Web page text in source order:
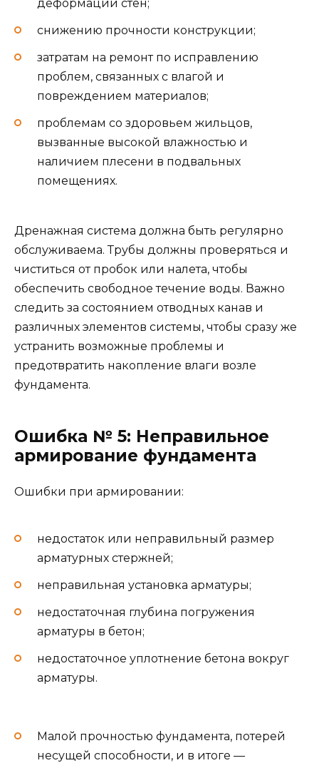
деформации стен;
снижению прочности конструкции;
затратам на ремонт по исправлению
проблем, связанных с влагой и
повреждением материалов;
проблемам со здоровьем жильцов,
вызванные высокой влажностью и
наличием плесени в подвальных
помещениях.
Дренажная система должна быть регулярно
обслуживаема. Трубы должны проверяться и
чиститься от пробок или налета, чтобы
обеспечить свободное течение воды. Важно
следить за состоянием отводных канав и
различных элементов системы, чтобы сразу же
устранить возможные проблемы и
предотвратить накопление влаги возле
фундамента.
Ошибка № 5: Неправильное
армирование фундамента
Ошибки при армировании:
недостаток или неправильный размер
арматурных стержней;
неправильная установка арматуры;
недостаточная глубина погружения
арматуры в бетон;
недостаточное уплотнение бетона вокруг
арматуры.
Малой прочностью фундамента, потерей
несущей способности, и в итоге —